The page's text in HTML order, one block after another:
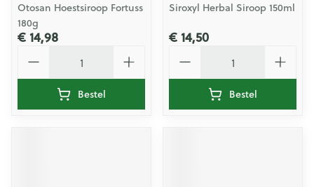
Otosan Hoestsiroop Fortuss
180g
€ 14,98
Bestel
Siroxyl Herbal Siroop 150ml
€ 14,50
Bestel